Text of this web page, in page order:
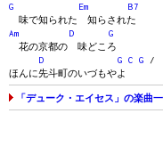
G
Em
B7
味で知られた 知らされた
Am
D
G
花の京都の 味どころ
D
G C G /
ほんに先斗町のいづもやよ
「デューク・エイセス」の楽曲